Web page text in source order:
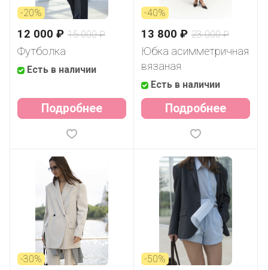
-20%
12 000 ₽ 15 000 ₽
Футболка
Есть в наличии
Подробнее
-40%
13 800 ₽ 23 000 ₽
Юбка асимметричная
вязаная
Есть в наличии
Подробнее
-30% -50%